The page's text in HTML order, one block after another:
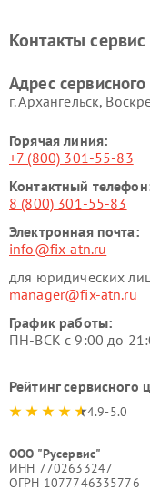
Контакты
Адрес
г. Архангельск,
Горячая линия:
+7 (800) 301-55-83
Контактный
8 (800) 301-55-83
Электронная почта:
info@fix-atn.ru
для юридических
manager@fix-atn.ru
График работы:
ПН-ВСК с 9:00 до
Рейтинг сервисного
4.9-5.0
ООО "Русервис"
ИНН 7702633247
ОГРН 1077746335776